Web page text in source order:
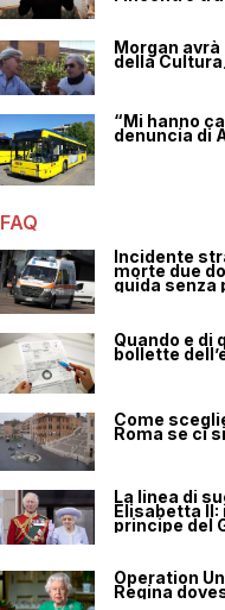
Morgan
della
“Mi hanno
denuncia di
FAQ
Incidente
morte due
guida senza
Quando e di
bollette
Come
Roma se ci
La linea di
Elisabetta II:
principe del
Operation
Regina